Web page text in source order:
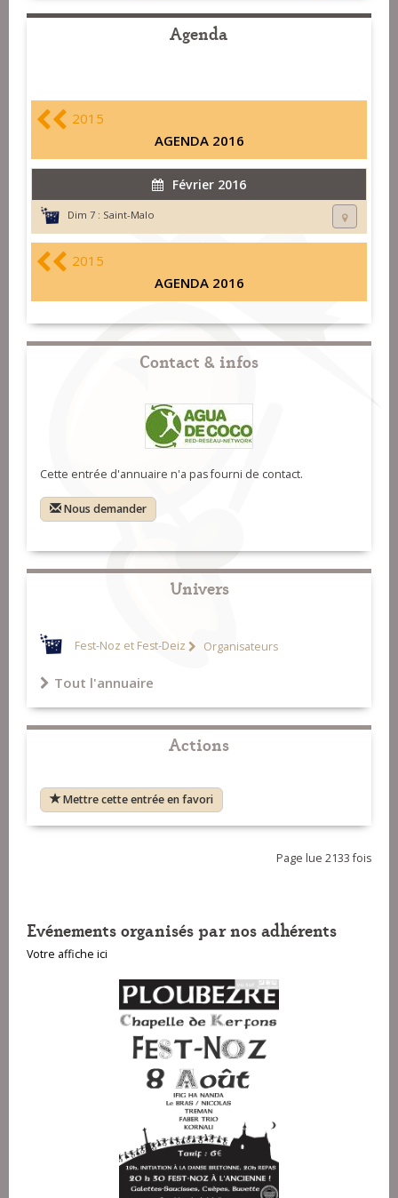
Agenda
2015
AGENDA 2016
Février 2016
Dim 7 : Saint-Malo
2015
AGENDA 2016
Contact & infos
Cette entrée d'annuaire n'a pas fourni de contact.
Nous demander
Univers
Fest-Noz et Fest-Deiz Organisateurs
Tout l'annuaire
Actions
Mettre cette entrée en favori
Page lue 2133 fois
Evénements organisés par nos adhérents
Votre affiche ici